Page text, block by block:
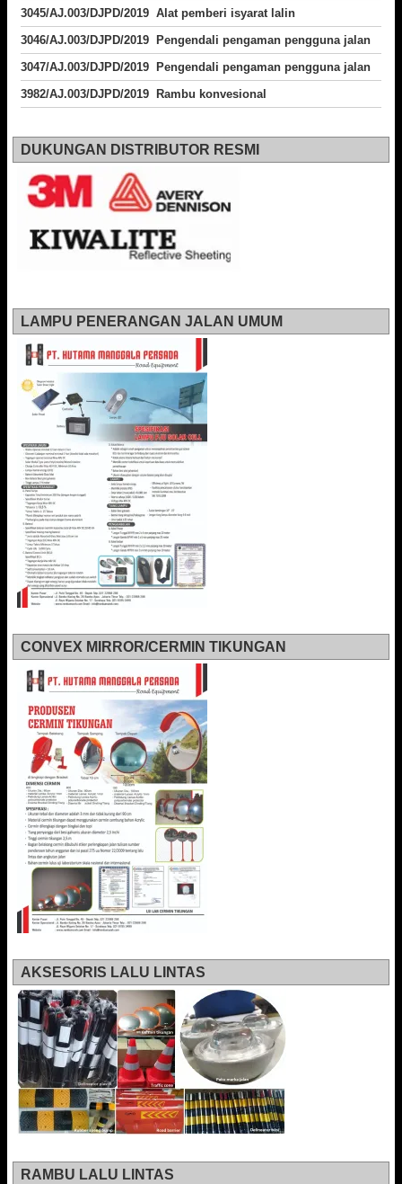
3045/AJ.003/DJPD/2019 Alat pemberi isyarat lalin
3046/AJ.003/DJPD/2019 Pengendali pengaman pengguna jalan
3047/AJ.003/DJPD/2019 Pengendali pengaman pengguna jalan
3982/AJ.003/DJPD/2019 Rambu konvesional
DUKUNGAN DISTRIBUTOR RESMI
LAMPU PENERANGAN JALAN UMUM
CONVEX MIRROR/CERMIN TIKUNGAN
AKSESORIS LALU LINTAS
RAMBU LALU LINTAS